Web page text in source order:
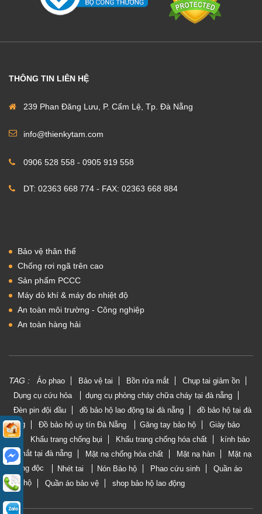
THÔNG TIN LIÊN HỆ
239 Phan Đăng Lưu, P. Cẩm Lệ, Tp. Đà Nẵng
info@thienkytam.com
0906 528 558 - 0905 919 558
DT: 02363 668 774 - FAX: 02363 668 884
Bảo vệ thân thể
Chống rơi ngã trên cao
Sản phẩm PCCC
Máy dò khí & máy đo nhiệt độ
An toàn môi trường - Công nghiệp
An toàn hàng hải
TAG : Áo phao Bảo vệ tai Bồn rửa mắt
Chụp tai giảm ồn
Dụng cụ cứu hỏa
dụng cụ phòng cháy chữa cháy tại đà nẵng
Đèn pin đội đầu
đồ bảo hộ lao động tại đà nẵng đồ bảo hộ tại đà
nẵng Đồ bảo hộ uy tín Đà Nẵng Găng tay bảo hộ Giày bảo
hộ Khẩu trang chống bụi Khẩu trang chống hóa chất kính bảo
vệ mắt tại đà nẵng Mặt nạ chống hóa chất Mặt nạ hàn Mặt nạ
phòng độc Nhét tai Nón Bảo hộ Phao cứu sinh Quần áo
bảo hộ Quần áo bảo vệ shop bảo hộ lao động